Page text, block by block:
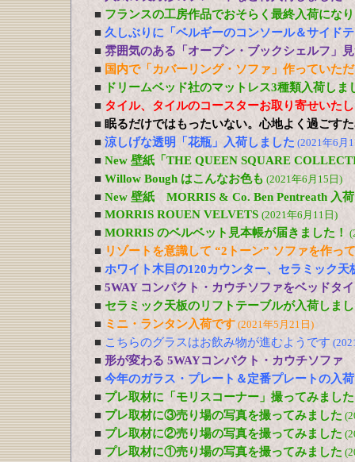
■ フランスの工房作品でおそらく最終入荷にな
■ 久しぶりに「ベルギーのコンソール＆サイド
■ 雰囲気のある「オープン・ブックシェルフ」
■ 国内で「カバーリング・ソファ」作っていた
■
ドリームベッド社のマットレス3種類入荷しま
■ タイル、タイルのコースターお取り寄せいた
■ 眠るだけではもったいない。心地よく過ごす
■ 涼しげな透明「花瓶」入荷しました (2021年6月
■ New 壁紙「THE QUEEN SQUARE
■ Willow Bough はこんなお色も (2021年6月15日)
■ New 壁紙 MORRIS & Co. Ben Pentreath 入
■ MORRIS ROUEN VELVETS (2021年6月11日)
■ MORRIS のベルベット見本帳が届きました！
■ リゾートを意識して “2トーン” ソファを作っ
■ ホワイト木目の120カウンター、セラミック天
■ 5WAY コンパクト・カウチソファをベッドタ
■ セラミック天板のリフトテーブルが入荷しま
■ ミニ・ランタン入荷です (2021年5月21日)
■ こちらのグラスはお飲み物が進むようです
■ 形が変わる 5WAYコンパクト・カウチソファ
■ 今年のガラス・プレート＆定番プレートの入
■ プレ取材に「モリスコーナー」撮ってみました
■ プレ取材に③売り場の写真を撮ってみました
■ プレ取材に②売り場の写真を撮ってみました
■ プレ取材に①売り場の写真を撮ってみました